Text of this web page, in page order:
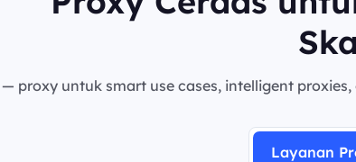
proxy untuk smart use cases, intelligent
Layanan